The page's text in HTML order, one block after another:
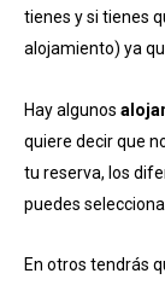
tienes y si tienes
alojamiento) ya
Hay algunos
quiere decir que
tu reserva, los
puedes
En otros tendrás